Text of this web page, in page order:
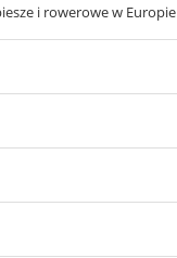
i rowerowe w Europie